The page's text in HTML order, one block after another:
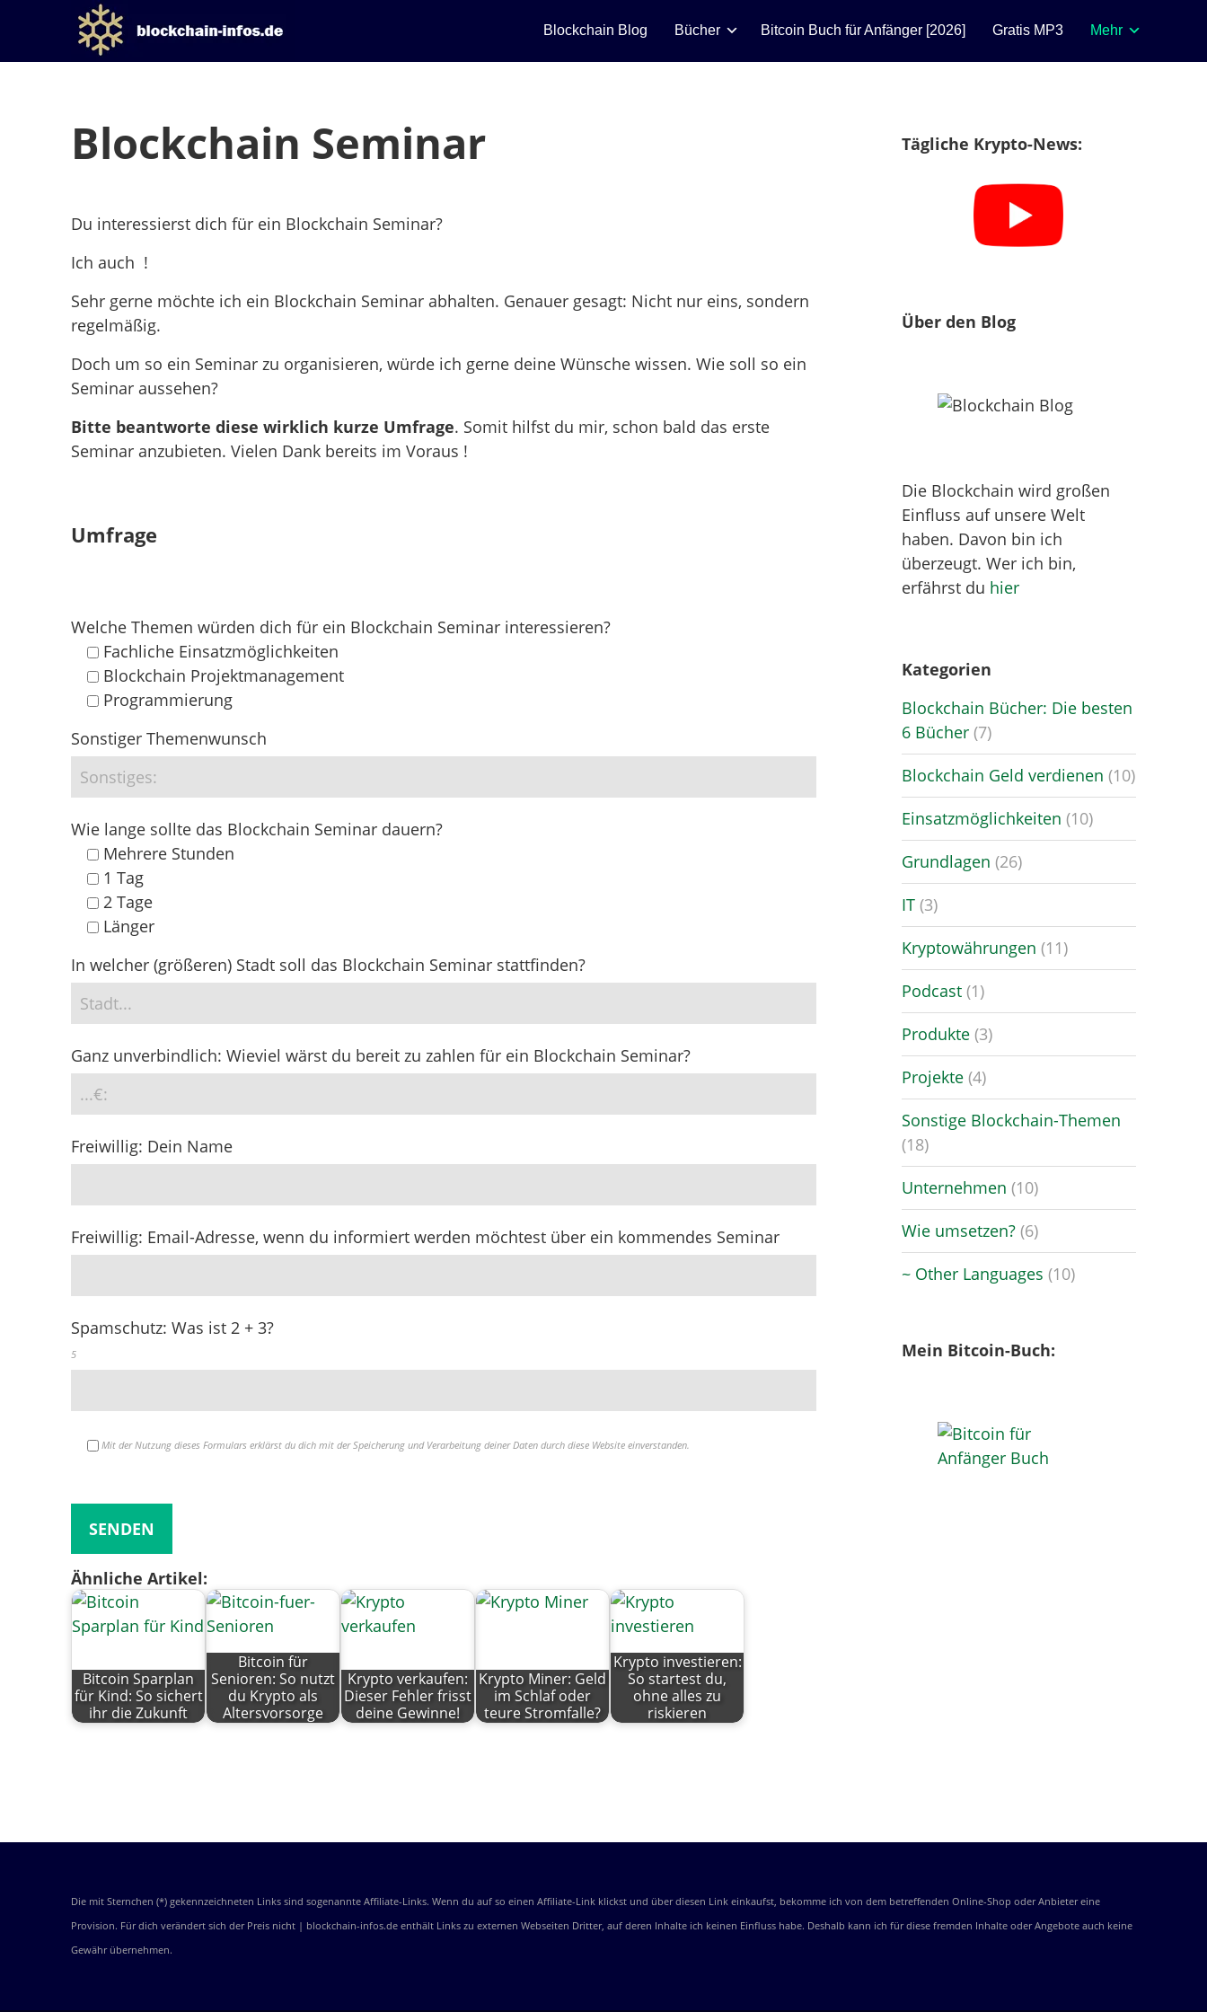
Blockchain Blog Bücher Bitcoin Buch für Anfänger [2026] Gratis MP3 Mehr
Blockchain Seminar
Du interessierst dich für ein Blockchain Seminar?
Ich auch !
Sehr gerne möchte ich ein Blockchain Seminar abhalten. Genauer gesagt: Nicht nur eins, sondern
regelmäßig.
Doch um so ein Seminar zu organisieren, würde ich gerne deine Wünsche wissen. Wie soll so ein
Seminar aussehen?
Bitte beantworte diese wirklich kurze Umfrage. Somit hilfst du mir, schon bald das erste
Seminar anzubieten. Vielen Dank bereits im Voraus !
Umfrage
Bitte lasse dieses Feld leer.
Welche Themen würden dich für ein Blockchain Seminar interessieren?
Fachliche Einsatzmöglichkeiten
Blockchain Projektmanagement
Programmierung
Sonstiger Themenwunsch
Wie lange sollte das Blockchain Seminar dauern?
Mehrere Stunden
1 Tag
2 Tage
Länger
In welcher (größeren) Stadt soll das Blockchain Seminar stattfinden?
Bitte lasse dieses Feld leer.
Ganz unverbindlich: Wieviel wärst du bereit zu zahlen für ein Blockchain Seminar?
Bitte lasse dieses Feld leer.
Freiwillig: Dein Name
Freiwillig: Email-Adresse, wenn du informiert werden möchtest über ein kommendes Seminar
Spamschutz: Was ist 2 + 3?
5
Mit der Nutzung dieses Formulars erklärst du dich mit der Speicherung und Verarbeitung deiner Daten durch diese Website einverstanden.
Bitte lasse dieses Feld leer.
Ähnliche Artikel:
Bitcoin Sparplan
für Kind: So sichert
ihr die Zukunft
Bitcoin für
Senioren: So nutzt
du Krypto als
Altersvorsorge
Krypto verkaufen:
Dieser Fehler frisst
deine Gewinne!
Krypto Miner: Geld
im Schlaf oder
teure Stromfalle?
Krypto investieren:
So startest du,
ohne alles zu
riskieren
Tägliche Krypto-News:
Über den Blog
Die Blockchain wird großen
Einfluss auf unsere Welt
haben. Davon bin ich
überzeugt. Wer ich bin,
erfährst du hier
Kategorien
Blockchain Bücher: Die besten
6 Bücher(7)
Blockchain Geld verdienen (10)
Einsatzmöglichkeiten (10)
Grundlagen (26)
IT(3)
Kryptowährungen (11)
Podcast(1)
Produkte(3)
Projekte(4)
Sonstige Blockchain-Themen
(18)
Unternehmen (10)
Wie umsetzen?(6)
~ Other Languages (10)
Mein Bitcoin-Buch:
Die mit Sternchen (*) gekennzeichneten Links sind sogenannte Affiliate-Links. Wenn du auf so einen Affiliate-Link klickst und über diesen Link einkaufst, bekomme ich von dem betreffenden Online-Shop oder Anbieter eine
Provision. Für dich verändert sich der Preis nicht | blockchain-infos.de enthält Links zu externen Webseiten Dritter, auf deren Inhalte ich keinen Einfluss habe. Deshalb kann ich für diese fremden Inhalte oder Angebote auch keine
Gewähr übernehmen.